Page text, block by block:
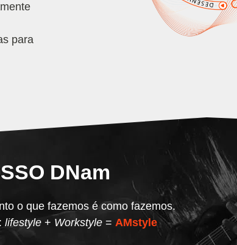
para
DNam
o que fazemos é como fazemos.
lifestyle+ Workstyle= AMstyle